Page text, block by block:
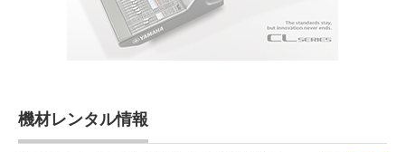
機材レンタル情報